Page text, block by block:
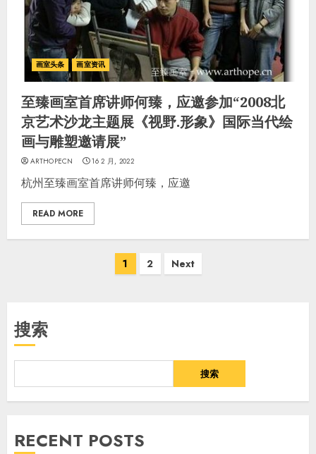
画室头条 画室资讯
至臻画室首席讲师何臻，应邀参加“2008北
京艺术沙龙主题展《视野.形象》国际当代绘
画与雕塑邀请展”
ARTHOPECN 16 2 月, 2022
杭州至臻画室首席讲师何臻，应邀
READ MORE
页
1 2 Next
搜索
搜索
RECENT POSTS